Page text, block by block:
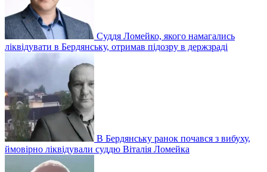
Суддя Ломейко, якого намагались
ліквідувати в Бердянську, отримав підозру в держзраді
В Бердянську ранок почався з вибуху,
ймовірно ліквідували суддю Віталія Ломейка